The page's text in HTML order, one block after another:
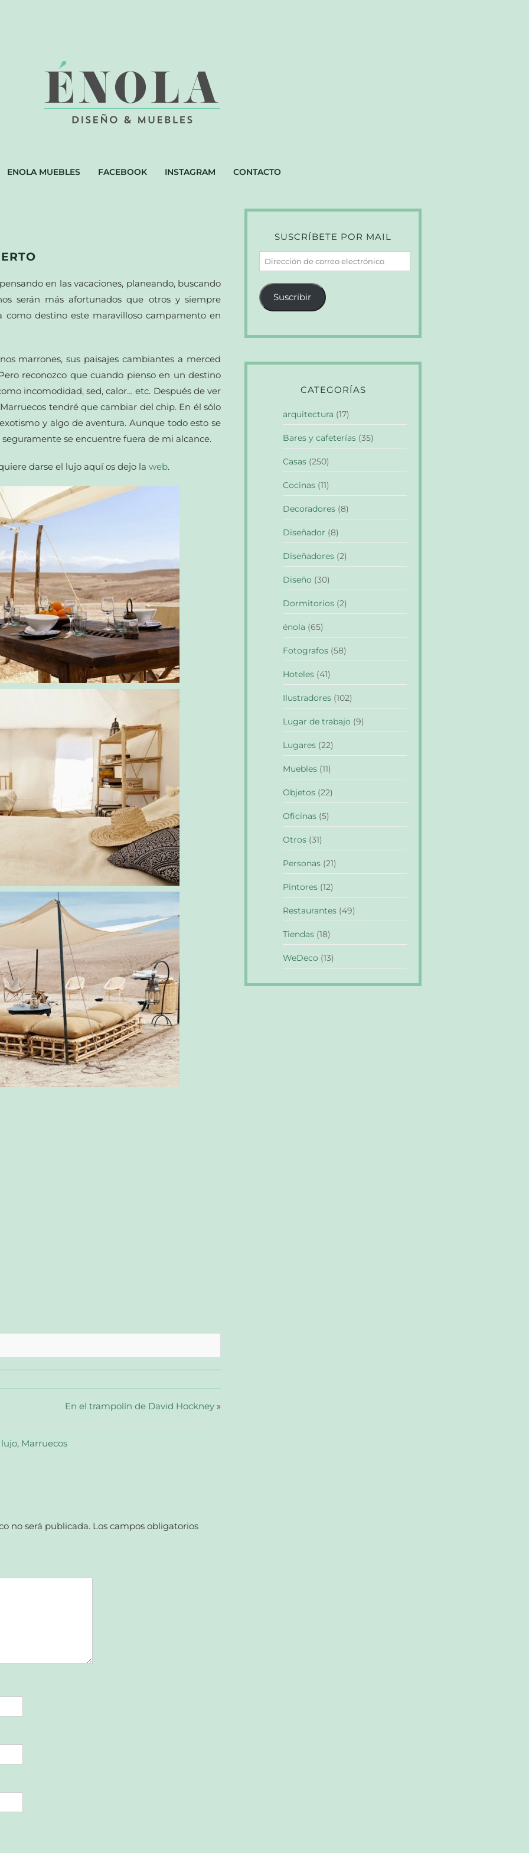
ENOLA MUEBLES FACEBOOK INSTAGRAM CONTACTO
en las vacaciones, planeando, buscando
serán más afortunados que otros y siempre
destino este maravilloso campamento en
marrones, sus paisajes cambiantes a merced
reconozco que cuando pienso en un destino
incomodidad, sed, calor… etc. Después de ver
tendré que cambiar del chip. En él sólo
y algo de aventura. Aunque todo esto se
se encuentre fuera de mi alcance.
darse el lujo aquí os dejo la web.
En el trampolín de David Hockney »
lujo, Marruecos
no será publicada. Los campos obligatorios
SUSCRÍBETE POR MAIL
Dirección
de
correo
electrónico
Suscribir
CATEGORÍAS
arquitectura (17)
Bares y cafeterías (35)
Casas (250)
Cocinas (11)
Decoradores (8)
Diseñador (8)
Diseñadores (2)
Diseño (30)
Dormitorios (2)
énola (65)
Fotografos (58)
Hoteles (41)
Ilustradores (102)
Lugar de trabajo (9)
Lugares (22)
Muebles (11)
Objetos (22)
Oficinas (5)
Otros (31)
Personas (21)
Pintores (12)
Restaurantes (49)
Tiendas (18)
WeDeco (13)